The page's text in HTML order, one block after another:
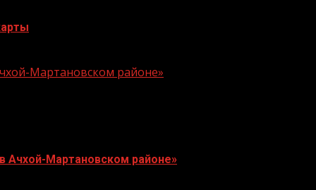
Мартановском районе»
Ачхой-Мартановском районе»